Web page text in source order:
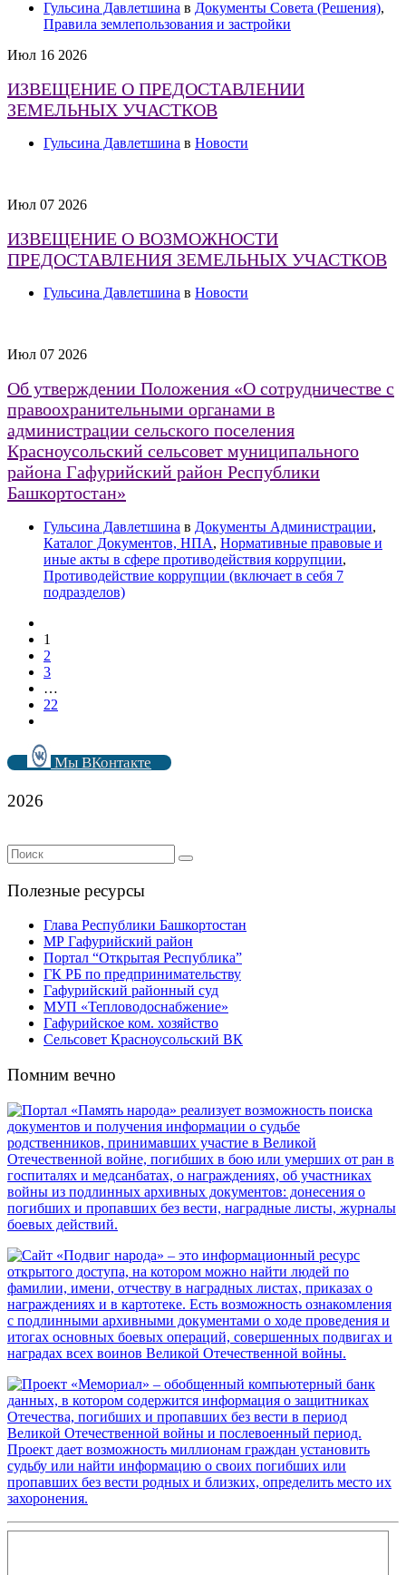
Гульсина Давлетшина в Документы Совета (Решения),
Правила землепользования и застройки
Июл 16 2026
ИЗВЕЩЕНИЕ О ПРЕДОСТАВЛЕНИИ
ЗЕМЕЛЬНЫХ УЧАСТКОВ
Гульсина Давлетшина в Новости
Июл 07 2026
ИЗВЕЩЕНИЕ О ВОЗМОЖНОСТИ
ПРЕДОСТАВЛЕНИЯ ЗЕМЕЛЬНЫХ УЧАСТКОВ
Гульсина Давлетшина в Новости
Июл 07 2026
Об утверждении Положения «О сотрудничестве с
правоохранительными органами в
администрации сельского поселения
Красноусольский сельсовет муниципального
района Гафурийский район Республики
Башкортостан»
Гульсина Давлетшина в Документы Администрации,
Каталог Документов, НПА, Нормативные правовые и
иные акты в сфере противодействия коррупции,
Противодействие коррупции (включает в себя 7
подразделов)
1
2
3
…
22
Мы ВКонтакте
2026
Полезные ресурсы
Глава Республики Башкортостан
МР Гафурийский район
Портал “Открытая Республика”
ГК РБ по предпринимательству
Гафурийский районный суд
МУП «Тепловодоснабжение»
Гафурийское ком. хозяйство
Сельсовет Красноусольский ВК
Помним вечно